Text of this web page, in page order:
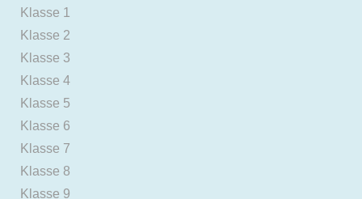
Klasse 1
Klasse 2
Klasse 3
Klasse 4
Klasse 5
Klasse 6
Klasse 7
Klasse 8
Klasse 9